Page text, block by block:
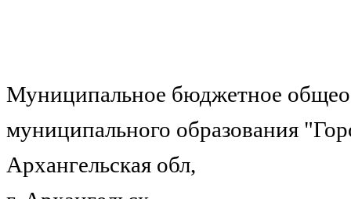
Муниципальное бюджетное
муниципального образования
Архангельская обл,